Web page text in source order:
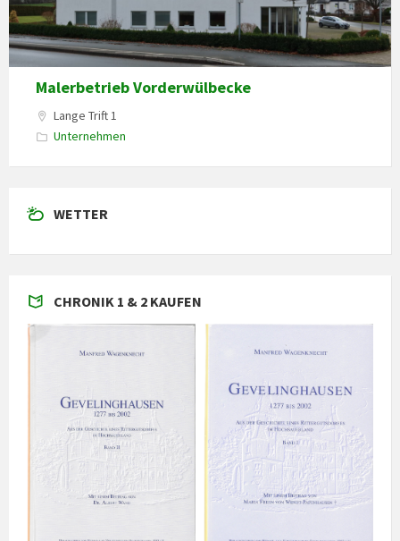
Malerbetrieb Vorderwülbecke
Lange Trift 1
Unternehmen
WETTER
CHRONIK 1 & 2 KAUFEN